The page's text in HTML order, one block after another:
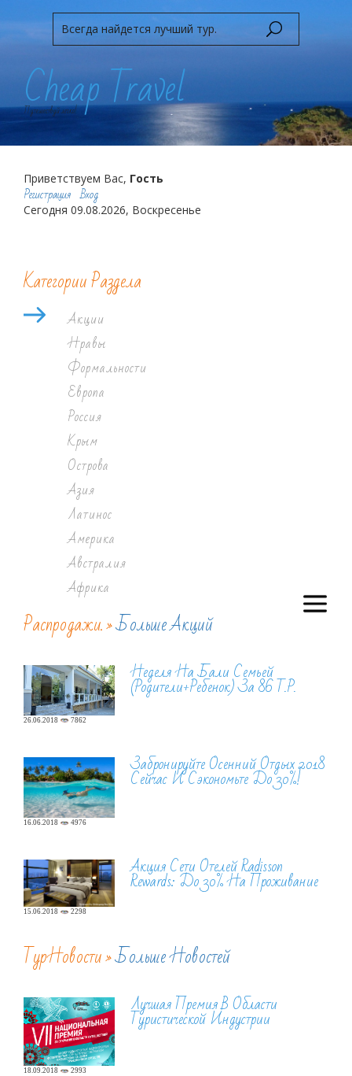
Cheap Travel
Путешествуй легко!
Приветствуем Вас, Гость
Регистрация Вход
Сегодня 09.08.2026, Воскресенье
Категории Раздела
Акции
Нравы
Формальности
Европа
Россия
Крым
Острова
Азия
Латинос
Америка
Австралия
Африка
Распродажи. »Больше Акций
26.06.2018 7862
Неделя На Бали Семьей
(родители+ребенок) За 86 Т.р.
16.06.2018 4976
Забронируйте Осенний Отдых 2018
Сейчас И Сэкономьте До 30%!
15.06.2018 2298
Акция Сети Отелей Radisson
Rewards: До 30% На Проживание
ТурНовости »Больше Новостей
18.09.2018 2993
Лучшая Премия В Области
Туристической Индустрии